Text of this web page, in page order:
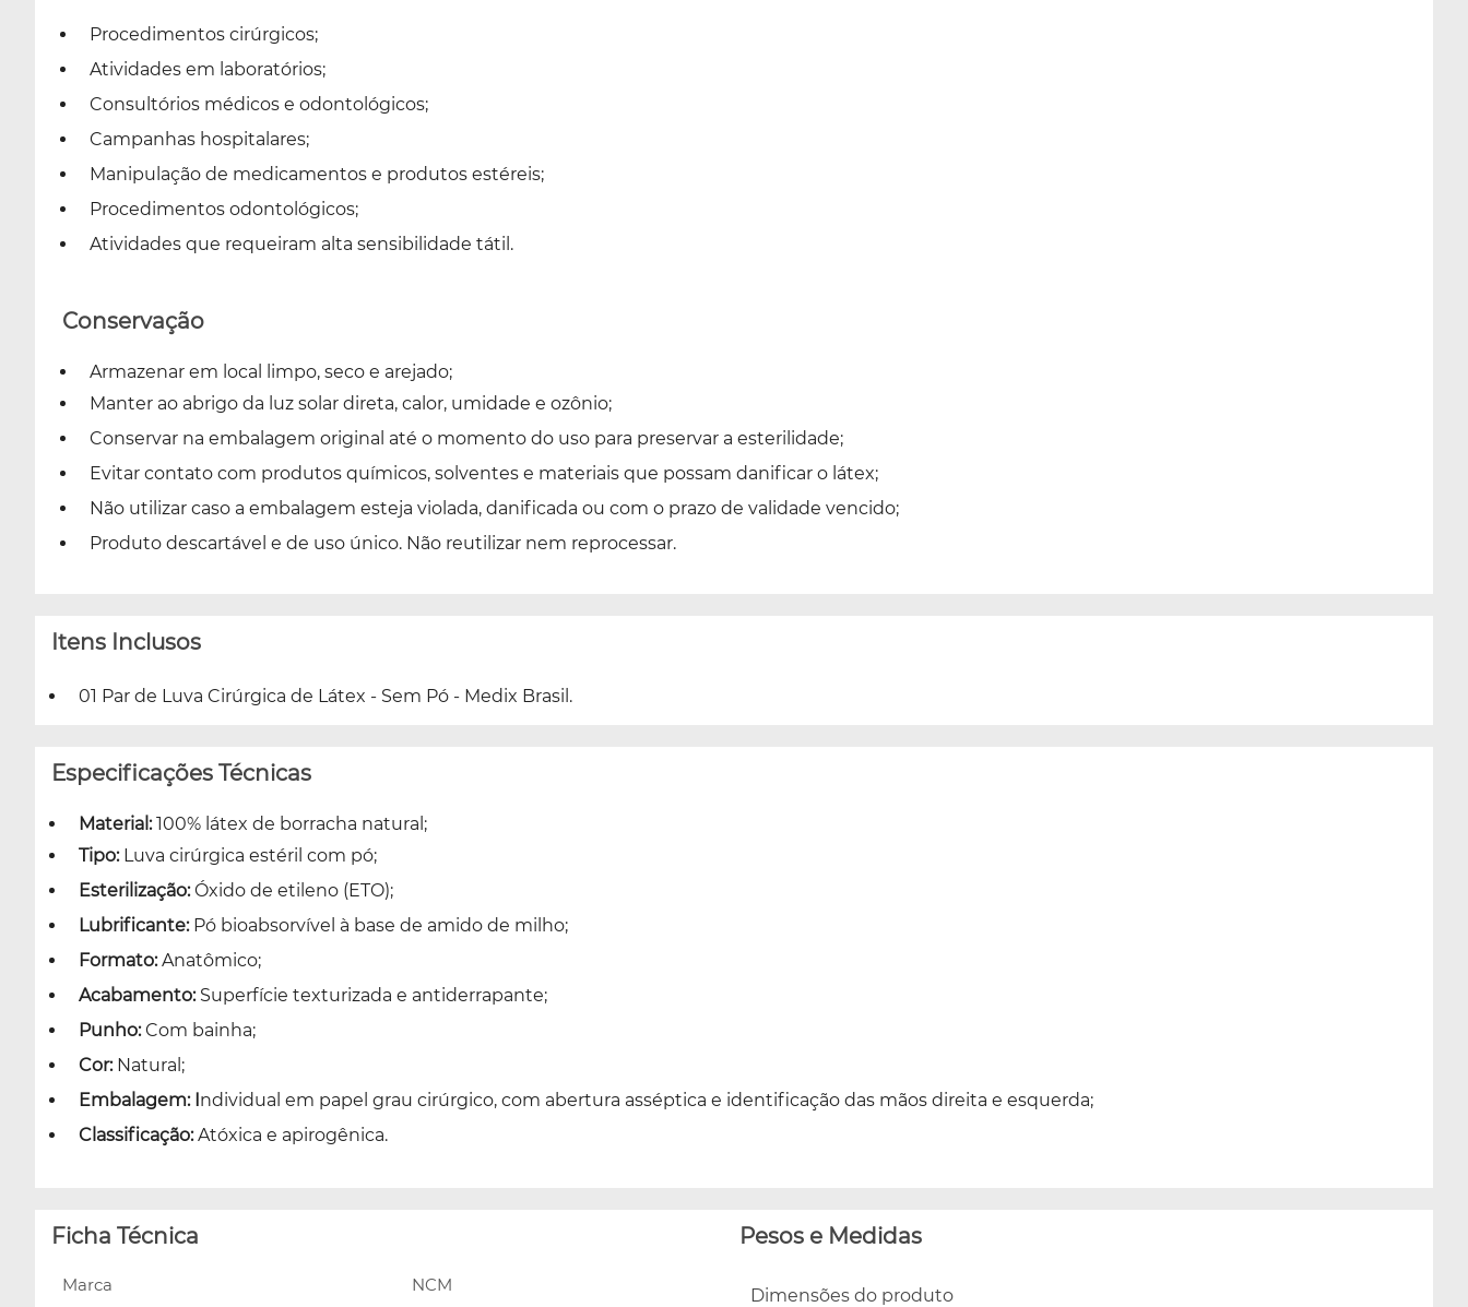
Procedimentos cirúrgicos;
Atividades em laboratórios;
Consultórios médicos e odontológicos;
Campanhas hospitalares;
Manipulação de medicamentos e produtos estéreis;
Procedimentos odontológicos;
Atividades que requeiram alta sensibilidade tátil.
Conservação
Armazenar em local limpo, seco e arejado;
Manter ao abrigo da luz solar direta, calor, umidade e ozônio;
Conservar na embalagem original até o momento do uso para preservar a esterilidade;
Evitar contato com produtos químicos, solventes e materiais que possam danificar o látex;
Não utilizar caso a embalagem esteja violada, danificada ou com o prazo de validade vencido;
Produto descartável e de uso único. Não reutilizar nem reprocessar.
Itens Inclusos
01 Par de Luva Cirúrgica de Látex - Sem Pó - Medix Brasil.
Especificações Técnicas
Material:100% látex de borracha natural;
Tipo:Luva cirúrgica estéril com pó;
Esterilização:Óxido de etileno (ETO);
Lubrificante:Pó bioabsorvível à base de amido de milho;
Formato:Anatômico;
Acabamento: Superfície texturizada e antiderrapante;
Punho:Com bainha;
Cor: Natural;
Embalagem: Individual em papel grau cirúrgico, com abertura asséptica e identificação das mãos direita e esquerda;
Classificação:Atóxica e apirogênica.
Ficha Técnica
Marca
NCM
Pesos e Medidas
Dimensões do produto